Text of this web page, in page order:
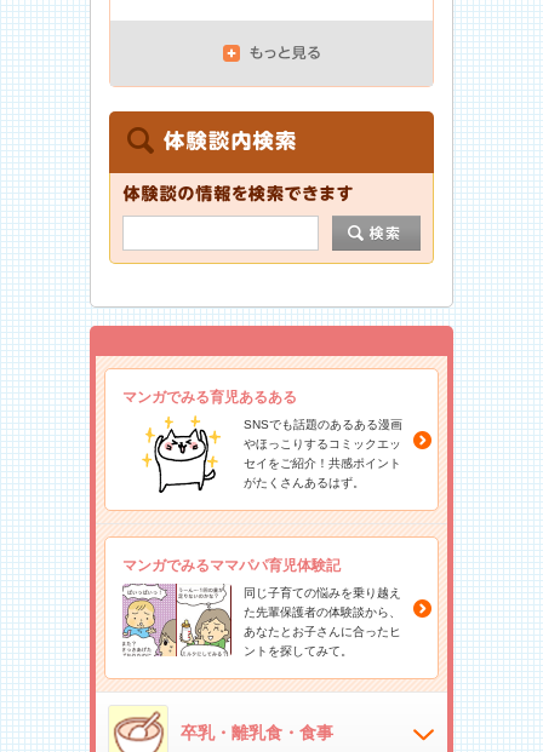
マンガでみる育児あるある
SNSでも話題のあるある漫画
やほっこりするコミックエッ
セイをご紹介！共感ポイント
がたくさんあるはず。
マンガでみるママパパ育児体験記
同じ子育ての悩みを乗り越え
た先輩保護者の体験談から、
あなたとお子さんに合ったヒ
ントを探してみて。
卒乳・離乳食・食事